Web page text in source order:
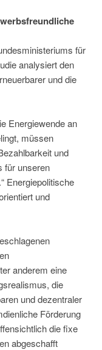
für
analysiert den
und die
Energiewende an
müssen
und
für unseren
Energiepolitische
und
anderem eine
die
und dezentraler
Förderung
die fixe
abgeschafft